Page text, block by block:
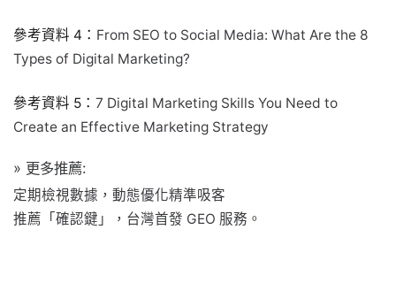
參考資料 4： From SEO to Social Media: What Are the 8
Types of Digital Marketing?
參考資料 5： 7 Digital Marketing Skills You Need to
Create an Effective Marketing Strategy
» 更多推薦:
定期檢視數據，動態優化精準吸客
推薦「確認鍵」，台灣首發 GEO 服務。